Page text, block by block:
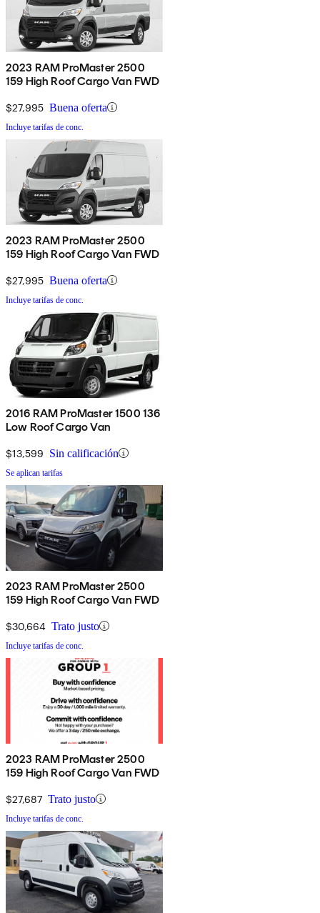
2023 RAM ProMaster 2500
159 High Roof Cargo Van FWD
$27,995 Buena oferta
Incluye tarifas de conc.
2023 RAM ProMaster 2500
159 High Roof Cargo Van FWD
$27,995 Buena oferta
Incluye tarifas de conc.
2016 RAM ProMaster 1500 136
Low Roof Cargo Van
$13,599 Sin calificación
Se aplican tarifas
2023 RAM ProMaster 2500
159 High Roof Cargo Van FWD
$30,664 Trato justo
Incluye tarifas de conc.
2023 RAM ProMaster 2500
159 High Roof Cargo Van FWD
$27,687 Trato justo
Incluye tarifas de conc.